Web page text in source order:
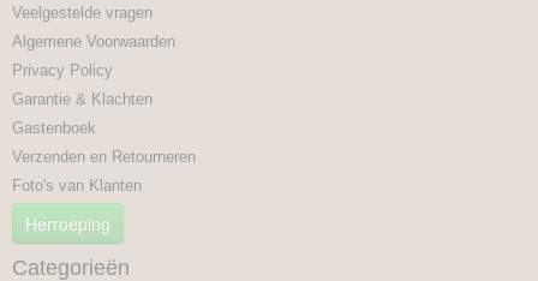
Veelgestelde vragen
Algemene Voorwaarden
Privacy Policy
Garantie & Klachten
Gastenboek
Verzenden en Retourneren
Foto's van Klanten
Herroeping
Categorieën